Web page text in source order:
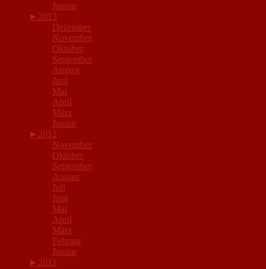
Januar
► 2013
Dezember
November
Oktober
September
August
Juni
Mai
April
März
Januar
► 2012
November
Oktober
September
August
Juli
Juni
Mai
April
März
Februar
Januar
► 2011